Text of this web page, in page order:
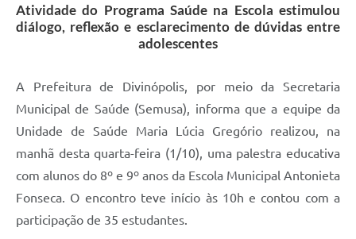
Atividade do Programa Saúde na Escola estimulou
diálogo, reflexão e esclarecimento de dúvidas entre
adolescentes
A Prefeitura de Divinópolis, por meio da Secretaria
Municipal de Saúde (Semusa), informa que a equipe da
Unidade de Saúde Maria Lúcia Gregório realizou, na
manhã desta quarta-feira (1/10), uma palestra educativa
com alunos do 8º e 9º anos da Escola Municipal Antonieta
Fonseca. O encontro teve início às 10h e contou com a
participação de 35 estudantes.